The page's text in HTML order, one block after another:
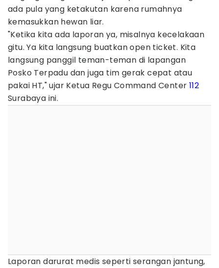
ada pula yang ketakutan karena rumahnya
kemasukkan hewan liar.
"Ketika kita ada laporan ya, misalnya kecelakaan
gitu. Ya kita langsung buatkan open ticket. Kita
langsung panggil teman-teman di lapangan
Posko Terpadu dan juga tim gerak cepat atau
pakai HT," ujar Ketua Regu Command Center 112
Surabaya ini.
Laporan darurat medis seperti serangan jantung,